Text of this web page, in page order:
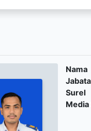
Nama
Surel
Media